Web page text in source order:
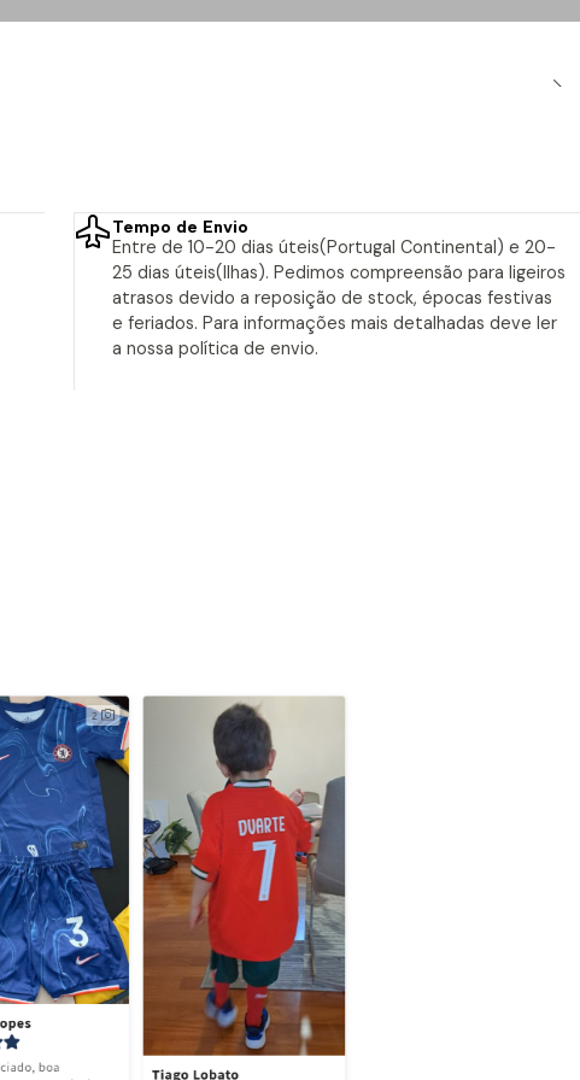
Tempo de Envio
Entre de 10-20 dias úteis(Portugal Continental) e 20-
25 dias úteis(Ilhas). Pedimos compreensão para ligeiros
atrasos devido a reposição de stock, épocas festivas
e feriados. Para informações mais detalhadas deve ler
a nossa política de envio.